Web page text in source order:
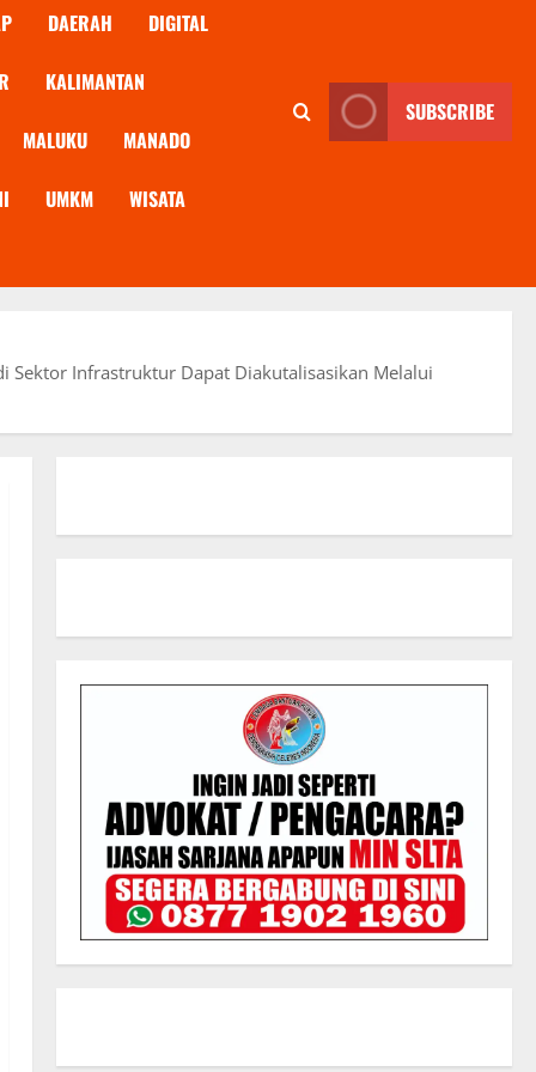
DAERAH DIGITAL
KALIMANTAN
MALUKU MANADO
UMKM WISATA
SUBSCRIBE
Sektor Infrastruktur Dapat Diakutalisasikan Melalui